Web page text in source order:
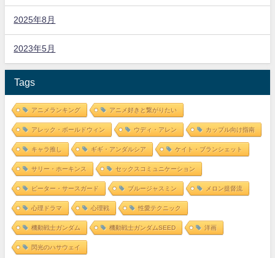
2025年8月
2023年5月
Tags
アニメランキング アニメ好きと繋がりたい
アレック・ボールドウィン ウディ・アレン カップル向け指南
キャラ推し ギギ・アンダルシア ケイト・ブランシェット
サリー・ホーキンス セックスコミュニケーション
ピーター・サースガード ブルージャスミン メロン提督流
心理ドラマ 心理戦 性愛テクニック
機動戦士ガンダム 機動戦士ガンダムSEED 洋画
閃光のハサウェイ